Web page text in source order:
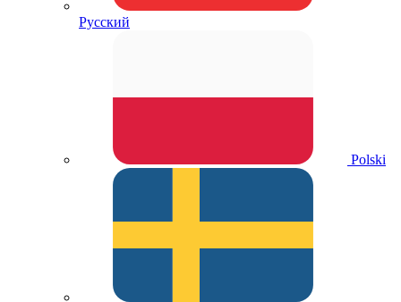
Русский
Polski